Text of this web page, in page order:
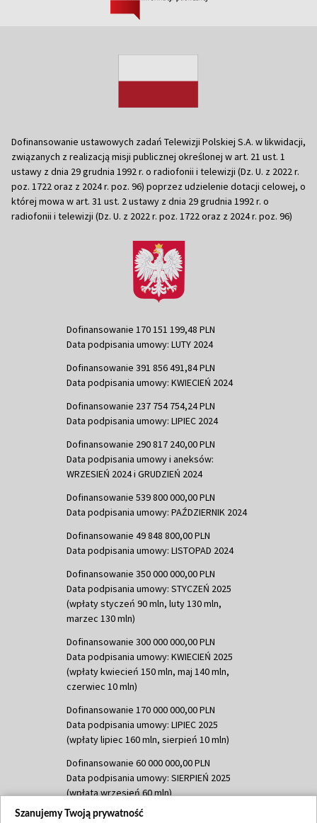
Dofinansowanie ustawowych zadań Telewizji Polskiej S.A. w likwidacji,
związanych z realizacją misji publicznej określonej w art. 21 ust. 1
ustawy z dnia 29 grudnia 1992 r. o radiofonii i telewizji (Dz. U. z 2022 r.
poz. 1722 oraz z 2024 r. poz. 96) poprzez udzielenie dotacji celowej, o
której mowa w art. 31 ust. 2 ustawy z dnia 29 grudnia 1992 r. o
radiofonii i telewizji (Dz. U. z 2022 r. poz. 1722 oraz z 2024 r. poz. 96)
Dofinansowanie 170 151 199,48 PLN
Data podpisania umowy: LUTY 2024
Dofinansowanie 391 856 491,84 PLN
Data podpisania umowy: KWIECIEŃ 2024
Dofinansowanie 237 754 754,24 PLN
Data podpisania umowy: LIPIEC 2024
Dofinansowanie 290 817 240,00 PLN
Data podpisania umowy i aneksów:
WRZESIEŃ 2024 i GRUDZIEŃ 2024
Dofinansowanie 539 800 000,00 PLN
Data podpisania umowy: PAŹDZIERNIK 2024
Dofinansowanie 49 848 800,00 PLN
Data podpisania umowy: LISTOPAD 2024
Dofinansowanie 350 000 000,00 PLN
Data podpisania umowy: STYCZEŃ 2025
(wpłaty styczeń 90 mln, luty 130 mln,
marzec 130 mln)
Dofinansowanie 300 000 000,00 PLN
Data podpisania umowy: KWIECIEŃ 2025
(wpłaty kwiecień 150 mln, maj 140 mln,
czerwiec 10 mln)
Dofinansowanie 170 000 000,00 PLN
Data podpisania umowy: LIPIEC 2025
(wpłaty lipiec 160 mln, sierpień 10 mln)
Dofinansowanie 60 000 000,00 PLN
Data podpisania umowy: SIERPIEŃ 2025
(wpłata wrzesień 60 mln)
Dofinansowanie 635 783 051,21 PLN
Szanujemy Twoją prywatność